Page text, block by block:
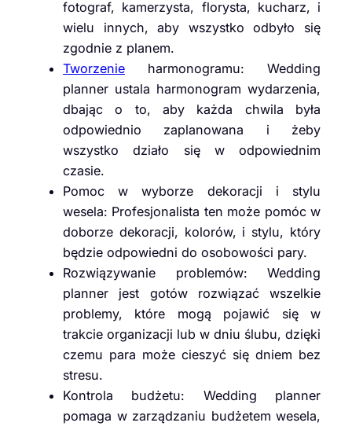
fotograf, kamerzysta, florysta, kucharz, i
wielu innych, aby wszystko odbyło się
zgodnie z planem.
Tworzenie harmonogramu: Wedding
planner ustala harmonogram wydarzenia,
dbając o to, aby każda chwila była
odpowiednio zaplanowana i żeby
wszystko działo się w odpowiednim
czasie.
Pomoc w wyborze dekoracji i stylu
wesela: Profesjonalista ten może pomóc w
doborze dekoracji, kolorów, i stylu, który
będzie odpowiedni do osobowości pary.
Rozwiązywanie problemów: Wedding
planner jest gotów rozwiązać wszelkie
problemy, które mogą pojawić się w
trakcie organizacji lub w dniu ślubu, dzięki
czemu para może cieszyć się dniem bez
stresu.
Kontrola budżetu: Wedding planner
pomaga w zarządzaniu budżetem wesela,